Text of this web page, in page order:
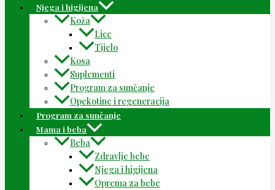
Njega i higijena
Koža
Lice
Tijelo
Kosa
Suplementi
Program za sunčanje
Opekotine i regeneracija
Program za sunčanje
Mama i beba
Beba
Zdravlje bebe
Njega i higijena
Oprema za bebe